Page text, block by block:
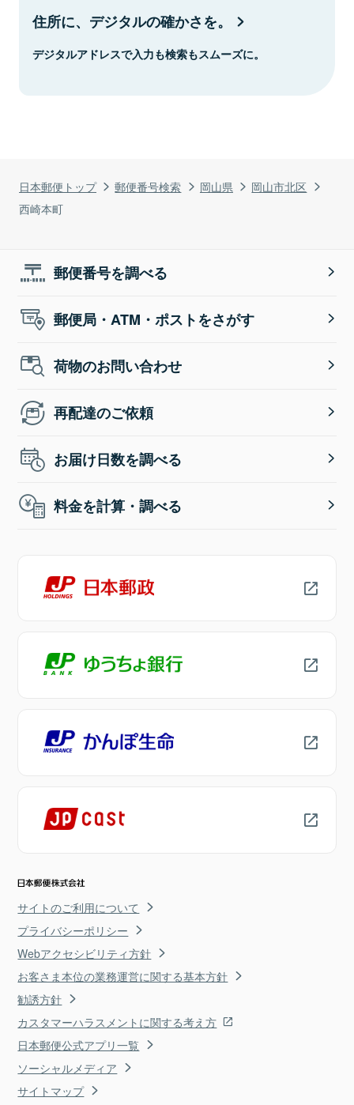
日本郵便トップ 郵便番号検索 岡山県
岡山市北区
西崎本町
住所に、デジタルの確かさを。
デジタルアドレスで入力も検索もスムーズに。
郵便番号を調べる
郵便局・ATM・ポストをさがす
荷物のお問い合わせ
再配達のご依頼
お届け日数を調べる
料金を計算・調べる
サイトのご利用について
プライバシーポリシー
Webアクセシビリティ方針
お客さま本位の業務運営に関する基本方針
勧誘方針
カスタマーハラスメントに関する考え方
日本郵便公式アプリ一覧
ソーシャルメディア
サイトマップ